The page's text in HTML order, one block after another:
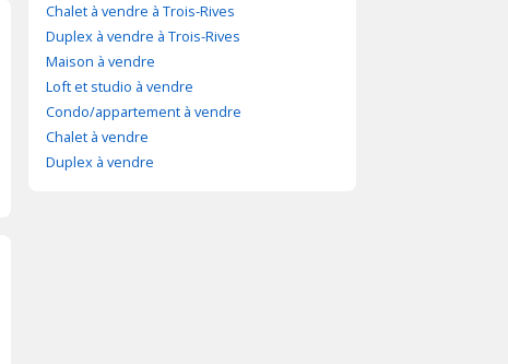
Chalet à vendre à Trois-Rives
Duplex à vendre à Trois-Rives
Maison à vendre
Loft et studio à vendre
Condo/appartement à vendre
Chalet à vendre
Duplex à vendre